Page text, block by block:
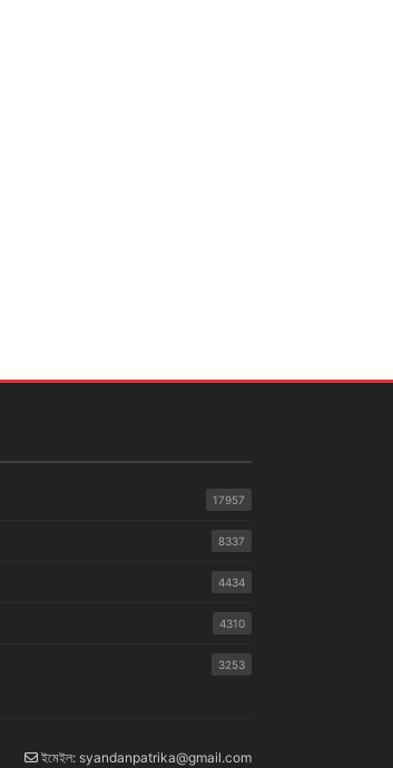
17957
8337
4434
4310
3253
ইমেইল: syandanpatrika@gmail.com